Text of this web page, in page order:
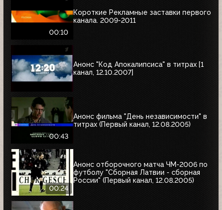
00:10
Короткие Рекламные заставки первого
канала. 2009-2011
Анонс "Код Апокалипсиса" в титрах [1
канал, 12.10.2007]
00:43
Анонс фильма "День независимости" в
титрах (Первый канал, 12.08.2005)
00:24
Анонс отборочного матча ЧМ-2006 по
футболу "Сборная Латвии - сборная
России" (Первый канал, 12.08.2005)